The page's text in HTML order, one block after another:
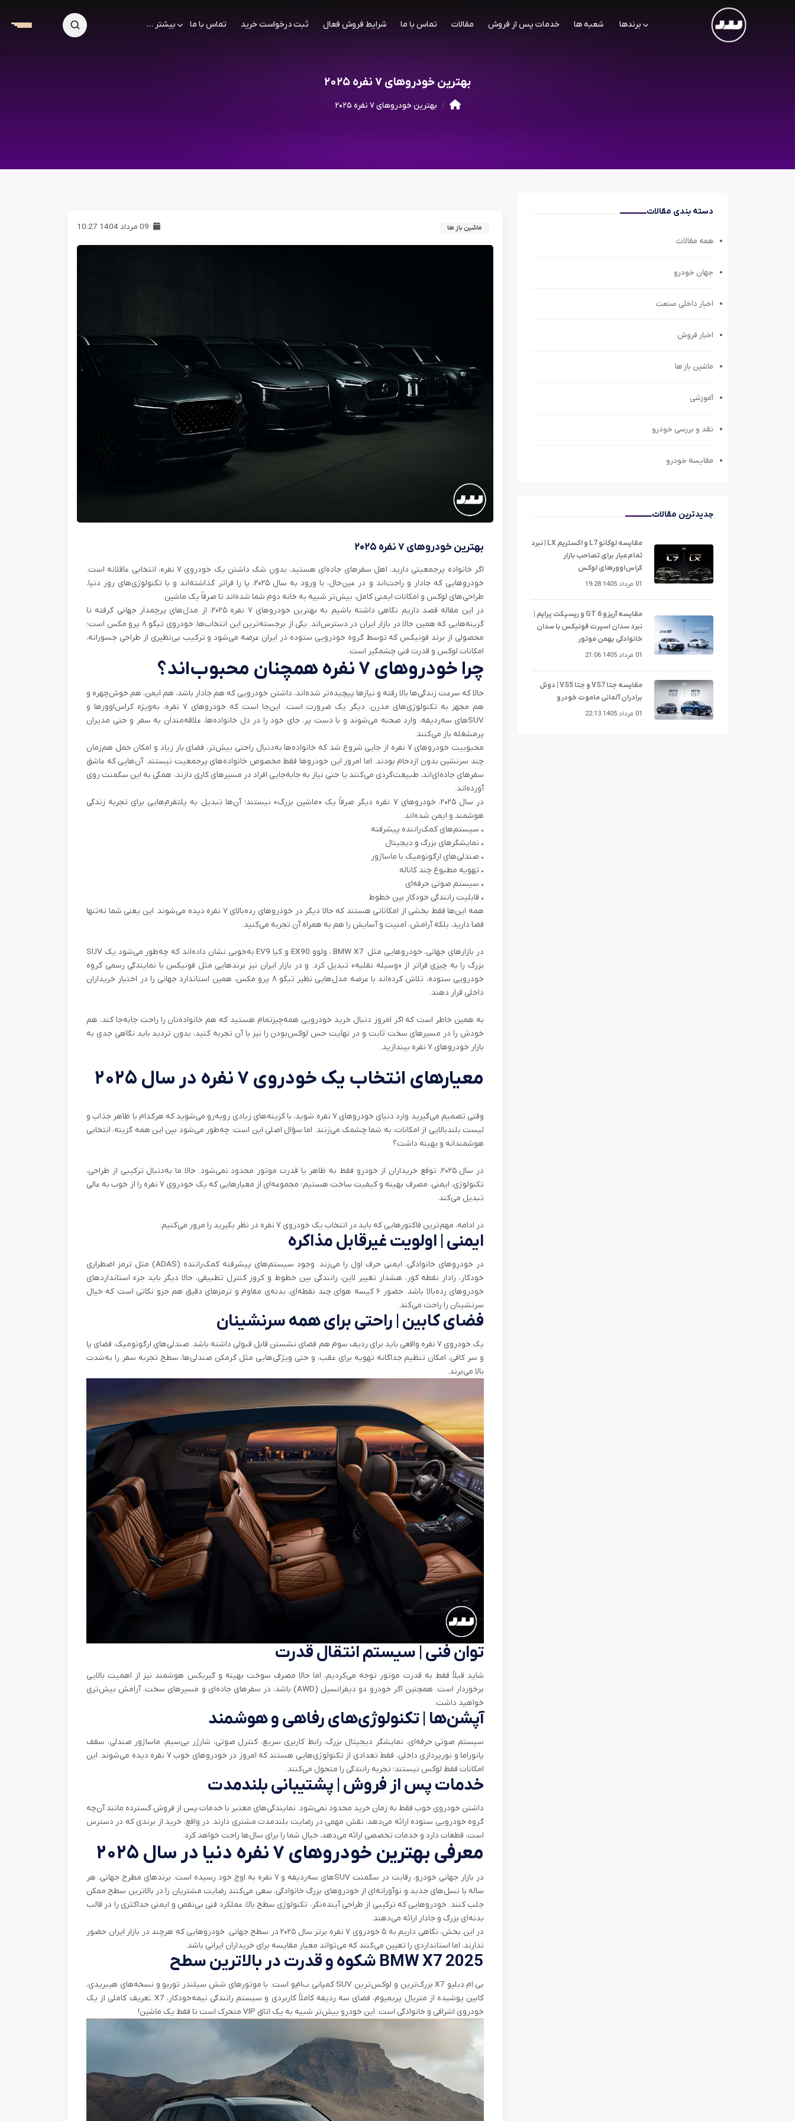
برندها شعبه ها خدمات پس از فروش مقالات تماس با ما شرایط فروش فعال ثبت درخواست خرید تماس با ما بیشتر ...
بهترین خودروهای ۷ نفره ۲۰۲۵
بهترین خودروهای ۷ نفره ۲۰۲۵
دسته بندی مقالات
همه مقالات
جهان خودرو
اخبار داخلی صنعت
اخبار فروش
ماشین باز ها
آموزشی
نقد و بررسی خودرو
مقایسه خودرو
جدیدترین مقالات
مقایسه لوکانو L7 و اکستریم LX | نبرد
تمام‌عیار برای تصاحب بازار
کراس‌اوورهای لوکس
01 مرداد 1405 19:28
مقایسه آریزو 6 GT و ریسپکت پرایم |
نبرد سدان اسپرت فونیکس با سدان
خانوادگی بهمن موتور
01 مرداد 1405 21:06
مقایسه جتا VS7 و جتا VS5 | دوئل
برادران آلمانی ماموت خودرو
01 مرداد 1405 22:13
ماشین باز ها
بهترین خودروهای ۷ نفره ۲۰۲۵
اگر خانواده‌ پرجمعیتی دارید، اهل سفرهای جاده‌ای هستید، بدون شک داشتن یک خودروی ۷ نفره، انتخابی عاقلانه است.
خودروهایی که جادار و راحت‌اند و در عین‌حال، با ورود به سال ۲۰۲۵، پا را فراتر گذاشته‌اند و با تکنولوژی‌های روز دنیا،
طراحی‌های لوکس و امکانات ایمنی کامل، بیش‌تر شبیه به خانه‌ دوم شما شده‌اند تا صرفاً یک ماشین.
در این مقاله قصد داریم نگاهی داشته باشیم به بهترین خودروهای ۷ نفره ۲۰۲۵، از مدل‌های پرچمدار جهانی گرفته تا
گزینه‌هایی که همین حالا در بازار ایران در دسترس‌اند. یکی از برجسته‌ترین این انتخاب‌ها، خودروی تیگو ۸ پرو مکس است؛
محصولی از برند فونیکس که توسط گروه خودرویی ستوده در ایران عرضه می‌شود و ترکیب بی‌نظیری از طراحی جسورانه،
امکانات لوکس و قدرت فنی چشمگیر است‌.
چرا خودروهای ۷ نفره همچنان محبوب‌اند؟
حالا که سرعت زندگی‌ها بالا رفته و نیازها پیچیده‌تر شده‌اند، داشتن خودرویی که هم جادار باشد، هم ایمن، هم خوش‌چهره و
هم مجهز به تکنولوژی‌های مدرن، دیگر یک ضرورت است. این‌جا است که خودروهای ۷ نفره، به‌ویژه کراس‌اوورها و
SUVهای سه‌ردیفه، وارد صحنه می‌شوند و با دست پر، جای خود را در دل خانواده‌ها، علاقه‌مندان به سفر و حتی مدیران
پرمشغله باز می‌کنند.
محبوبیت خودروهای ۷ نفره از جایی شروع شد که خانواده‌ها به‌دنبال راحتی بیش‌تر، فضای بار زیاد و امکان حمل هم‌زمان
چند سرنشین بدون ازدحام بودند. اما امروز این خودروها فقط مخصوص خانواده‌های پرجمعیت نیستند. آن‌هایی که عاشق
سفرهای جاده‌ای‌اند، طبیعت‌گردی می‌کنند یا حتی نیاز به جابه‌جایی افراد در مسیرهای کاری دارند، همگی به این سگمنت روی
آورده‌اند.
در سال ۲۰۲۵، خودروهای ۷ نفره دیگر صرفاً یک «ماشین بزرگ» نیستند؛ آن‌ها تبدیل به پلتفرم‌هایی برای تجربه‌ زندگی
هوشمند و ایمن شده‌اند.
• سیستم‌های کمک‌راننده پیشرفته
• نمایشگرهای بزرگ و دیجیتال
• صندلی‌های ارگونومیک با ماساژور
• تهویه مطبوع چند کاناله
• سیستم صوتی حرفه‌ای
• قابلیت رانندگی خودکار بین خطوط
همه این‌ها فقط بخشی از امکاناتی هستند که حالا دیگر در خودروهای رده‌بالای ۷ نفره دیده می‌شوند. این یعنی شما نه‌تنها
فضا دارید، بلکه آرامش، امنیت و آسایش را هم به همراه آن تجربه می‌کنید.
در بازارهای جهانی، خودروهایی مثل BMW X7 ، ولوو EX90 و کیا EV9 به‌خوبی نشان داده‌اند که چه‌طور می‌شود یک SUV
بزرگ را به چیزی فراتر از «وسیله نقلیه» تبدیل کرد. و در بازار ایران نیز برندهایی مثل فونیکس با نمایندگی رسمی گروه
خودرویی ستوده، تلاش کرده‌اند با عرضه مدل‌هایی نظیر تیگو ۸ پرو مکس، همین استاندارد جهانی را در اختیار خریداران
داخلی قرار دهند.
به همین خاطر است که اگر امروز دنبال خرید خودرویی همه‌چیزتمام هستید که هم خانواده‌تان را راحت جابه‌جا کند، هم
خودش را در مسیرهای سخت ثابت و در نهایت حس لوکس‌بودن را نیز با آن تجربه کنید، بدون تردید باید نگاهی جدی به
بازار خودروهای ۷ نفره بیندازید.
معیارهای انتخاب یک خودروی ۷ نفره در سال ۲۰۲۵
وقتی تصمیم می‌گیرید وارد دنیای خودروهای ۷ نفره شوید، با گزینه‌های زیادی روبه‌رو می‌شوید که هرکدام با ظاهر جذاب و
لیست بلندبالایی از امکانات، به شما چشمک می‌زنند. اما سؤال اصلی این است: چه‌طور می‌شود بین این همه گزینه، انتخابی
هوشمندانه و بهینه داشت؟
در سال ۲۰۲۵، توقع خریداران از خودرو فقط به ظاهر یا قدرت موتور محدود نمی‌شود. حالا ما به‌دنبال ترکیبی از طراحی،
تکنولوژی، ایمنی، مصرف بهینه و کیفیت ساخت هستیم؛ مجموعه‌ای از معیارهایی که یک خودروی ۷ نفره را از خوب به عالی
تبدیل می‌کند.
در ادامه، مهم‌ترین فاکتورهایی که باید در انتخاب یک خودروی ۷ نفره در نظر بگیرید را مرور می‌کنیم:
ایمنی | اولویت غیرقابل مذاکره
در خودروهای خانوادگی، ایمنی حرف اول را می‌زند. وجود سیستم‌های پیشرفته کمک‌راننده (ADAS) مثل ترمز اضطراری
خودکار، رادار نقطه کور، هشدار تغییر لاین، رانندگی بین خطوط و کروز کنترل تطبیقی، حالا دیگر باید جزء استانداردهای
خودروهای رده‌بالا باشد. حضور ۶ کیسه هوای چند نقطه‌ای، بدنه‌ی مقاوم و ترمزهای دقیق هم جزو نکاتی است که خیال
سرنشینان را راحت می‌کند.
فضای کابین | راحتی برای همه سرنشینان
یک خودروی ۷ نفره واقعی باید برای ردیف سوم هم فضای نشستن قابل قبولی داشته باشد. صندلی‌های ارگونومیک، فضای پا
و سر کافی، امکان تنظیم جداگانه تهویه برای عقب، و حتی ویژگی‌هایی مثل گرمکن صندلی‌ها، سطح تجربه‌ سفر را به‌شدت
بالا می‌برند.
توان فنی | سیستم انتقال قدرت
شاید قبلاً فقط به قدرت موتور توجه می‌کردیم، اما حالا مصرف سوخت بهینه و گیربکس هوشمند نیز از اهمیت بالایی
برخوردار است. همچنین اگر خودرو دو دیفرانسیل (AWD) باشد، در سفرهای جاده‌ای و مسیرهای سخت، آرامش بیش‌تری
خواهید داشت.
آپشن‌ها | تکنولوژی‌های رفاهی و هوشمند
سیستم صوتی حرفه‌ای، نمایشگر دیجیتال بزرگ، رابط کاربری سریع، کنترل صوتی، شارژر بی‌سیم، ماساژور صندلی، سقف
پانوراما و نورپردازی داخلی، فقط تعدادی از تکنولوژی‌هایی هستند که امروز در خودروهای خوب ۷ نفره دیده می‌شوند. این
امکانات فقط لوکس نیستند؛ تجربه‌ رانندگی را متحول می‌کنند.
خدمات پس از فروش | پشتیبانی بلندمدت
داشتن خودروی خوب فقط به زمان خرید محدود نمی‌شود. نمایندگی‌های معتبر با خدمات پس از فروش گسترده مانند آن‌چه
گروه خودرویی ستوده ارائه می‌دهد، نقش مهمی در رضایت بلندمدت مشتری دارند. در واقع، خرید از برندی که در دسترس
است، قطعات دارد و خدمات تخصصی ارائه می‌دهد، خیال شما را برای سال‌ها راحت خواهد کرد.
معرفی بهترین خودروهای ۷ نفره دنیا در سال ۲۰۲۵
در بازار جهانی خودرو، رقابت در سگمنت SUVهای سه‌ردیفه و ۷ نفره به اوج خود رسیده است. برندهای مطرح جهانی، هر
ساله با نسل‌های جدید و نوآورانه‌ای از خودروهای بزرگ خانوادگی، سعی می‌کنند رضایت مشتریان را در بالاترین سطح ممکن
جلب کنند. خودروهایی که ترکیبی از طراحی آینده‌نگر، تکنولوژی سطح بالا، عملکرد فنی بی‌نقص و ایمنی حداکثری را در قالب
بدنه‌ای بزرگ و جادار ارائه می‌دهند.
در این بخش، نگاهی داریم به ۵ خودروی ۷ نفره برتر سال ۲۰۲۵ در سطح جهانی. خودروهایی که هرچند در بازار ایران حضور
ندارند، اما استانداردی را تعیین می‌کنند که می‌تواند معیار مقایسه برای خریداران ایرانی باشد.
بی.ام.دبلیو X7 بزرگ‌ترین و لوکس‌ترین SUV کمپانی ب‌ام‌و است. با موتورهای شش سیلندر توربو و نسخه‌های هیبریدی،
کابین پوشیده از متریال پریمیوم، فضای سه ردیفه کاملاً کاربردی و سیستم رانندگی نیمه‌خودکار، X7 تعریف کاملی از یک
خودروی اشرافی و خانوادگی است. این خودرو بیش‌تر شبیه به یک اتاق VIP متحرک است تا فقط یک ماشین!